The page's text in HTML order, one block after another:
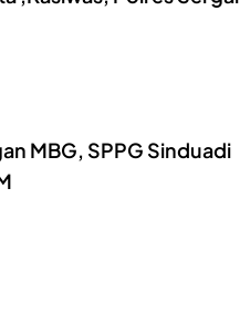
MBG, SPPG Sinduadi